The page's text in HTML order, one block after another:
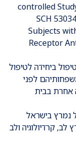
controlled
SCH
Subjects
Receptor
ביחידה לטיפול
לפני
אחרת בבית
נמרץ בישראל
קרדיולוגיה ולב